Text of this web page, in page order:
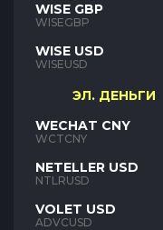
WISE GBP
WISEGBP
WISE USD
WISEUSD
ЭЛ. ДЕНЬГИ
WECHAT CNY
WCTCNY
NETELLER USD
NTLRUSD
VOLET USD
ADVCUSD